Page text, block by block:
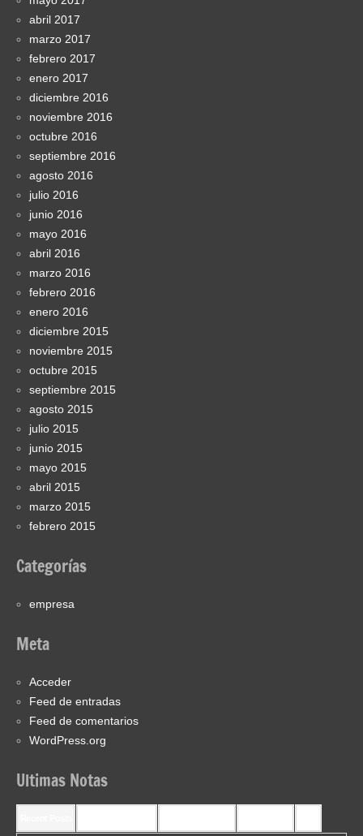
abril 2017
marzo 2017
febrero 2017
enero 2017
diciembre 2016
noviembre 2016
octubre 2016
septiembre 2016
agosto 2016
julio 2016
junio 2016
mayo 2016
abril 2016
marzo 2016
febrero 2016
enero 2016
diciembre 2015
noviembre 2015
octubre 2015
septiembre 2015
agosto 2015
julio 2015
junio 2015
mayo 2015
abril 2015
marzo 2015
febrero 2015
Categorías
empresa
Meta
Acceder
Feed de entradas
Feed de comentarios
WordPress.org
Ultimas Notas